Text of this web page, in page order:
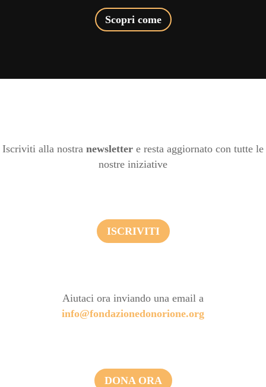
Scopri come
Iscriviti alla nostra newsletter e resta aggiornato con tutte le
nostre iniziative
ISCRIVITI
Aiutaci ora inviando una email a
info@fondazionedonorione.org
DONA ORA